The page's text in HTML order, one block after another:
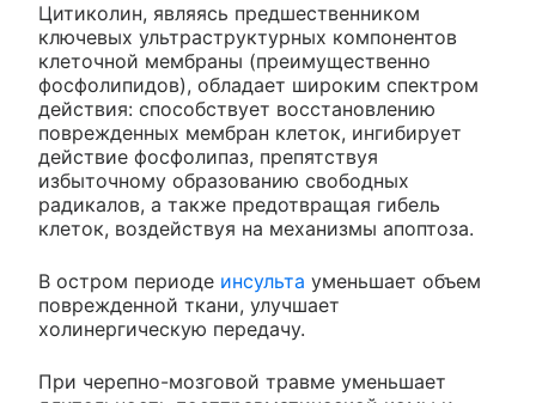
Цитиколин, являясь предшественником
ключевых ультраструктурных компонентов
клеточной мембраны (преимущественно
фосфолипидов), обладает широким спектром
действия: способствует восстановлению
поврежденных мембран клеток, ингибирует
действие фосфолипаз, препятствуя
избыточному образованию свободных
радикалов, а также предотвращая гибель
клеток, воздействуя на механизмы апоптоза.
В остром периоде инсульта уменьшает объем
поврежденной ткани, улучшает
холинергическую передачу.
При черепно-мозговой травме уменьшает